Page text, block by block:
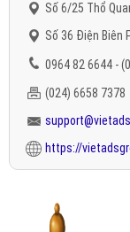
Số 6/25 Thổ
Số 36 Điện Biên
0964 82 6644 -
(024) 6658 7378
https://